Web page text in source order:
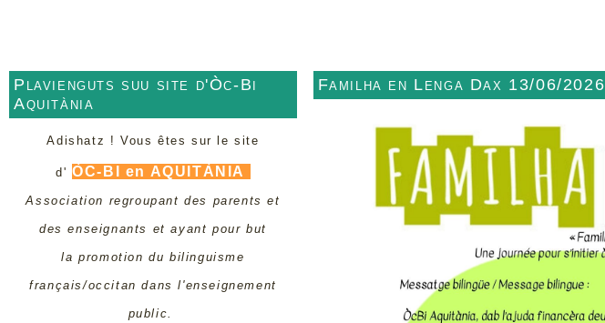
Plavienguts suu site d'Òc-Bi
Aquitània
Adishatz ! Vous êtes sur le site
d' ÒC-BI en AQUITÀNIA
Association regroupant des parents et
des enseignants et ayant pour but
la promotion du bilinguisme
français/occitan dans l'enseignement
public.
Familha en Lenga Dax 13/06/2026